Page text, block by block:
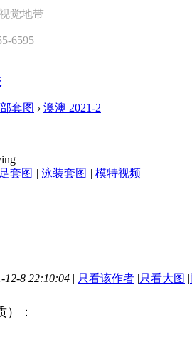
觉地带
6595
套图 › 澳澳 2021-2
套图 | 泳装套图 | 模特视频
12-8 22:10:04 | 只看该作者 |只看大图 |
：